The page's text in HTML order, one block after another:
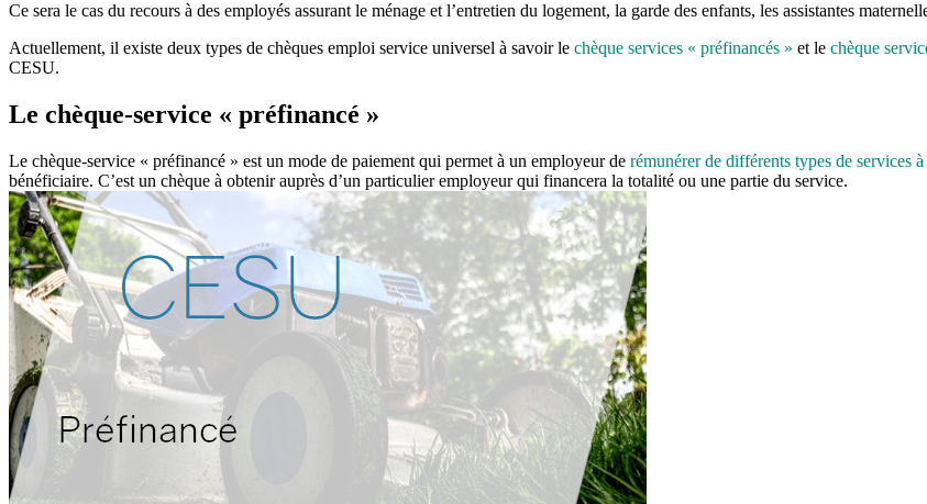
Ce sera le cas du recours à des employés assurant le ménage et l’entretien du logement, la garde des enfants, les assistantes
Actuellement, il existe deux types de chèques emploi service universel à savoir le chèque services « préfinancés » et le chèque
CESU.
Le chèque-service « préfinancé »
Le chèque-service « préfinancé » est un mode de paiement qui permet à un employeur de rémunérer de différents types de services
bénéficiaire. C’est un chèque à obtenir auprès d’un particulier employeur qui financera la totalité ou une partie du service.